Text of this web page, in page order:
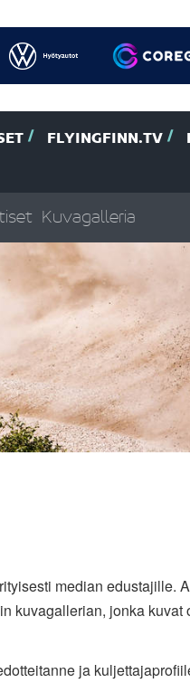
FLYINGFINN.TV
Kuvagalleria
median edustajille.
kuvagallerian, jonka kuvat
ja